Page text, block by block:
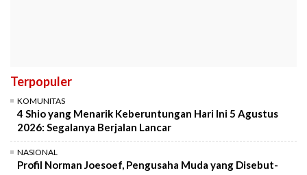
Terpopuler
KOMUNITAS
4 Shio yang Menarik Keberuntungan Hari Ini 5 Agustus
2026: Segalanya Berjalan Lancar
NASIONAL
Profil Norman Joesoef, Pengusaha Muda yang Disebut-